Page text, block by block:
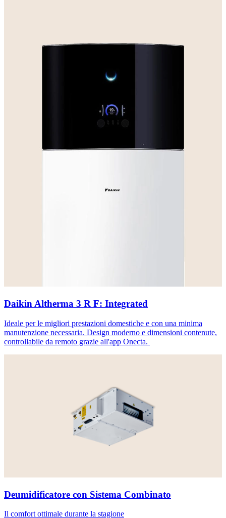
Daikin Altherma 3 R F: Integrated
Ideale per le migliori prestazioni domestiche e con una minima
manutenzione necessaria. Design moderno e dimensioni contenute,
controllabile da remoto grazie all'app Onecta.
Deumidificatore con Sistema Combinato
Il comfort ottimale durante la stagione